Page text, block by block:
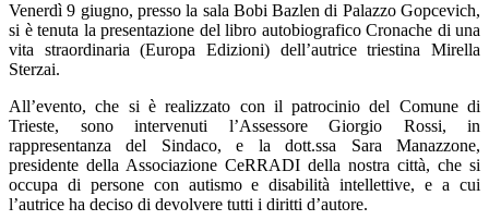
Venerdì 9 giugno, presso la sala Bobi Bazlen di Palazzo Gopcevich,
si è tenuta la presentazione del libro autobiografico Cronache di una
vita straordinaria (Europa Edizioni) dell’autrice triestina Mirella
Sterzai.
All’evento, che si è realizzato con il patrocinio del Comune di
Trieste, sono intervenuti l’Assessore Giorgio Rossi, in
rappresentanza del Sindaco, e la dott.ssa Sara Manazzone,
presidente della Associazione CeRRADI della nostra città, che si
occupa di persone con autismo e disabilità intellettive, e a cui
l’autrice ha deciso di devolvere tutti i diritti d’autore.